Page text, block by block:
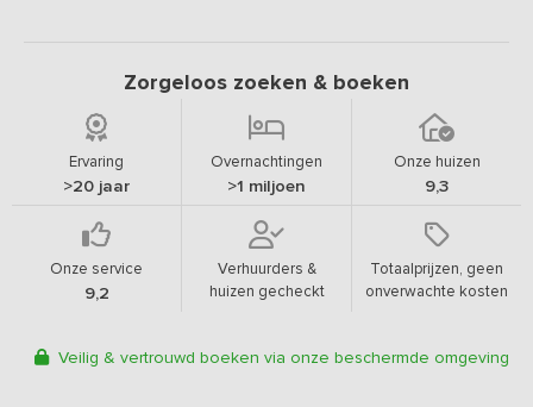
Zorgeloos zoeken & boeken
Ervaring
>20 jaar
Overnachtingen
>1 miljoen
Onze huizen
9,3
Onze service
9,2
Verhuurders &
huizen gecheckt
Totaalprijzen, geen
onverwachte kosten
Veilig & vertrouwd boeken via onze beschermde omgeving